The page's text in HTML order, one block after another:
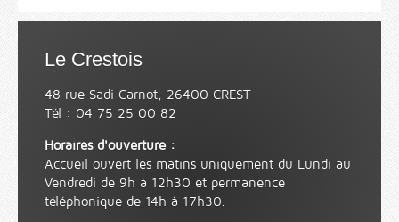
Le Crestois
48 rue Sadi Carnot, 26400 CREST
Tél : 04 75 25 00 82
Horaires d'ouverture :
Accueil ouvert les matins uniquement du Lundi au
Vendredi de 9h à 12h30 et permanence
téléphonique de 14h à 17h30.